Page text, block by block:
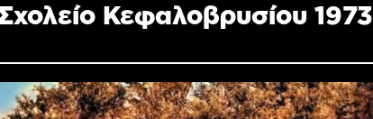
Κεφαλοβρυσίου 1973